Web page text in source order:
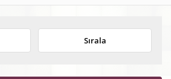
Sırala